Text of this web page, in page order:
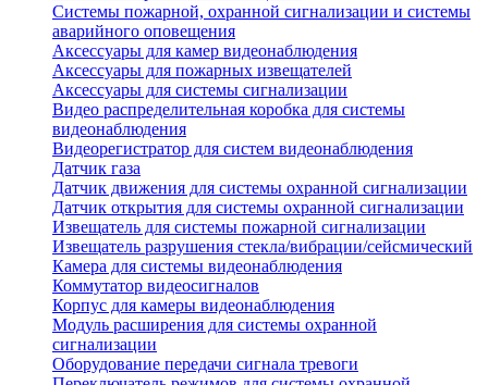
Системы пожарной, охранной сигнализации и системы
аварийного оповещения
Аксессуары для камер видеонаблюдения
Аксессуары для пожарных извещателей
Аксессуары для системы сигнализации
Видео распределительная коробка для системы
видеонаблюдения
Видеорегистратор для систем видеонаблюдения
Датчик газа
Датчик движения для системы охранной сигнализации
Датчик открытия для системы охранной сигнализации
Извещатель для системы пожарной сигнализации
Извещатель разрушения стекла/вибрации/сейсмический
Камера для системы видеонаблюдения
Коммутатор видеосигналов
Корпус для камеры видеонаблюдения
Модуль расширения для системы охранной
сигнализации
Оборудование передачи сигнала тревоги